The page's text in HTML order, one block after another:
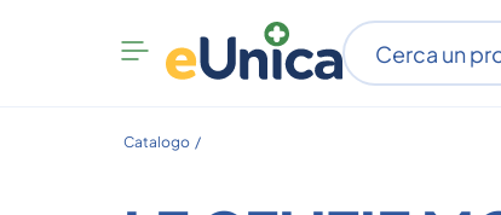
Apri
menu
Catalogo /